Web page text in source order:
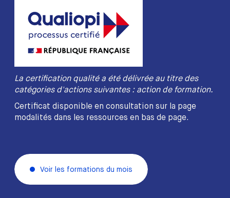
La certification qualité a été délivrée au titre des
catégories d'actions suivantes : action de formation.
Certificat disponible en consultation sur la page
modalités dans les ressources en bas de page.
Voir les formations du mois